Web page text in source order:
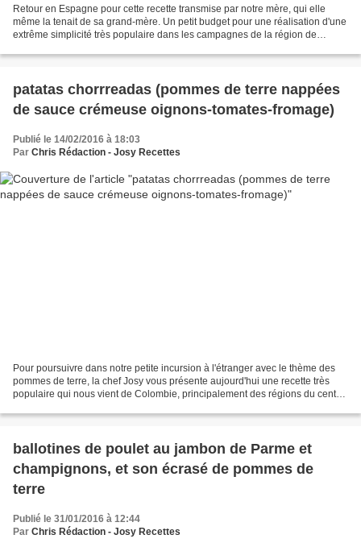
Retour en Espagne pour cette recette transmise par notre mère, qui elle
même la tenait de sa grand-mère. Un petit budget pour une réalisation d'une
extrême simplicité très populaire dans les campagnes de la région de
patatas chorrreadas (pommes de terre nappées
de sauce crémeuse oignons-tomates-fromage)
Publié le 14/02/2016 à 18:03
Par Chris Rédaction - Josy Recettes
Pour poursuivre dans notre petite incursion à l'étranger avec le thème des
pommes de terre, la chef Josy vous présente aujourd'hui une recette très
populaire qui nous vient de Colombie, principalement des régions du centre
ballotines de poulet au jambon de Parme et
champignons, et son écrasé de pommes de
terre
Publié le 31/01/2016 à 12:44
Par Chris Rédaction - Josy Recettes